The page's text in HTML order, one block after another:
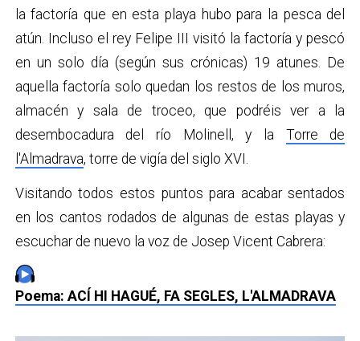
la factoría que en esta playa hubo para la pesca del
atún. Incluso el rey Felipe III visitó la factoría y pescó
en un solo día (según sus crónicas) 19 atunes. De
aquella factoría solo quedan los restos de los muros,
almacén y sala de troceo, que podréis ver a la
desembocadura del río Molinell, y la Torre de
l'Almadrava, torre de vigía del siglo XVI.
Visitando todos estos puntos para acabar sentados
en los cantos rodados de algunas de estas playas y
escuchar de nuevo la voz de Josep Vicent Cabrera:
Poema: ACÍ HI HAGUÉ, FA SEGLES, L'ALMADRAVA